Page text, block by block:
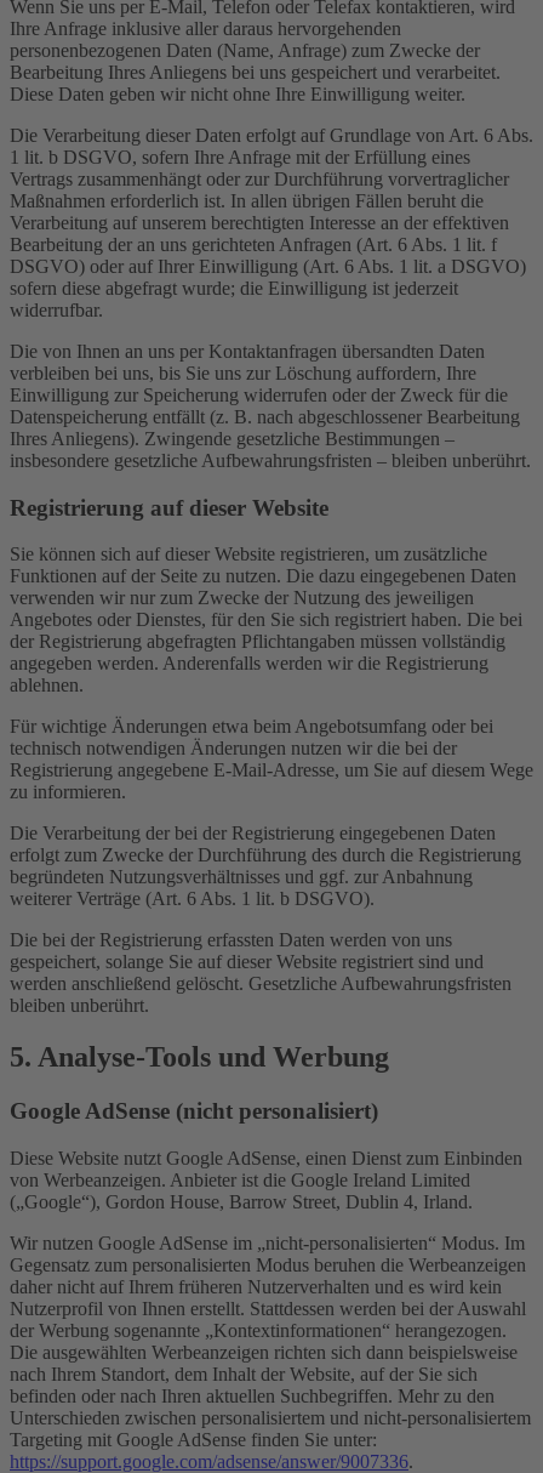
Wenn Sie uns per E-Mail, Telefon oder Telefax kontaktieren, wird
Ihre Anfrage inklusive aller daraus hervorgehenden
personenbezogenen Daten (Name, Anfrage) zum Zwecke der
Bearbeitung Ihres Anliegens bei uns gespeichert und verarbeitet.
Diese Daten geben wir nicht ohne Ihre Einwilligung weiter.
Die Verarbeitung dieser Daten erfolgt auf Grundlage von Art. 6 Abs.
1 lit. b DSGVO, sofern Ihre Anfrage mit der Erfüllung eines
Vertrags zusammenhängt oder zur Durchführung vorvertraglicher
Maßnahmen erforderlich ist. In allen übrigen Fällen beruht die
Verarbeitung auf unserem berechtigten Interesse an der effektiven
Bearbeitung der an uns gerichteten Anfragen (Art. 6 Abs. 1 lit. f
DSGVO) oder auf Ihrer Einwilligung (Art. 6 Abs. 1 lit. a DSGVO)
sofern diese abgefragt wurde; die Einwilligung ist jederzeit
widerrufbar.
Die von Ihnen an uns per Kontaktanfragen übersandten Daten
verbleiben bei uns, bis Sie uns zur Löschung auffordern, Ihre
Einwilligung zur Speicherung widerrufen oder der Zweck für die
Datenspeicherung entfällt (z. B. nach abgeschlossener Bearbeitung
Ihres Anliegens). Zwingende gesetzliche Bestimmungen –
insbesondere gesetzliche Aufbewahrungsfristen – bleiben unberührt.
Registrierung auf dieser Website
Sie können sich auf dieser Website registrieren, um zusätzliche
Funktionen auf der Seite zu nutzen. Die dazu eingegebenen Daten
verwenden wir nur zum Zwecke der Nutzung des jeweiligen
Angebotes oder Dienstes, für den Sie sich registriert haben. Die bei
der Registrierung abgefragten Pflichtangaben müssen vollständig
angegeben werden. Anderenfalls werden wir die Registrierung
ablehnen.
Für wichtige Änderungen etwa beim Angebotsumfang oder bei
technisch notwendigen Änderungen nutzen wir die bei der
Registrierung angegebene E-Mail-Adresse, um Sie auf diesem Wege
zu informieren.
Die Verarbeitung der bei der Registrierung eingegebenen Daten
erfolgt zum Zwecke der Durchführung des durch die Registrierung
begründeten Nutzungsverhältnisses und ggf. zur Anbahnung
weiterer Verträge (Art. 6 Abs. 1 lit. b DSGVO).
Die bei der Registrierung erfassten Daten werden von uns
gespeichert, solange Sie auf dieser Website registriert sind und
werden anschließend gelöscht. Gesetzliche Aufbewahrungsfristen
bleiben unberührt.
5. Analyse-Tools und Werbung
Google AdSense (nicht personalisiert)
Diese Website nutzt Google AdSense, einen Dienst zum Einbinden
von Werbeanzeigen. Anbieter ist die Google Ireland Limited
(„Google“), Gordon House, Barrow Street, Dublin 4, Irland.
Wir nutzen Google AdSense im „nicht-personalisierten“ Modus. Im
Gegensatz zum personalisierten Modus beruhen die Werbeanzeigen
daher nicht auf Ihrem früheren Nutzerverhalten und es wird kein
Nutzerprofil von Ihnen erstellt. Stattdessen werden bei der Auswahl
der Werbung sogenannte „Kontextinformationen“ herangezogen.
Die ausgewählten Werbeanzeigen richten sich dann beispielsweise
nach Ihrem Standort, dem Inhalt der Website, auf der Sie sich
befinden oder nach Ihren aktuellen Suchbegriffen. Mehr zu den
Unterschieden zwischen personalisiertem und nicht-personalisiertem
Targeting mit Google AdSense finden Sie unter:
https://support.google.com/adsense/answer/9007336.